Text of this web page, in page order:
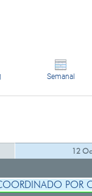
Semanal
12
POR